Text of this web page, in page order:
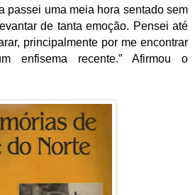
passei uma meia hora sentado sem
de tanta emoção. Pensei até
principalmente por me encontrar
enfisema recente.” Afirmou o